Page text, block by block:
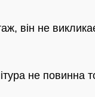
він не
не повинна